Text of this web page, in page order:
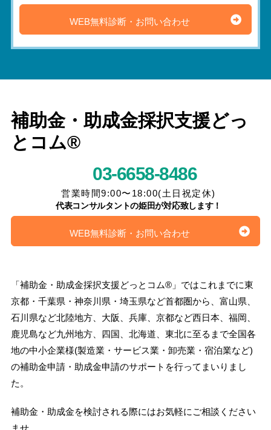
WEB無料診断・お問い合わせ
補助金・助成金採択支援どっ
とコム®
03-6658-8486
営業時間9:00〜18:00(土日祝定休)
代表コンサルタントの姫田が対応致します！
WEB無料診断・お問い合わせ
「補助金・助成金採択支援どっとコム®」ではこれまでに東
京都・千葉県・神奈川県・埼玉県など首都圏から、富山県、
石川県など北陸地方、大阪、兵庫、京都など西日本、福岡、
鹿児島など九州地方、四国、北海道、東北に至るまで全国各
地の中小企業様(製造業・サービス業・卸売業・宿泊業など)
の補助金申請・助成金申請のサポートを行ってまいりまし
た。
補助金・助成金を検討される際にはお気軽にご相談ください